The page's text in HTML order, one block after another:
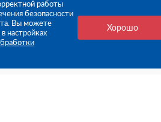
работы
безопасности
Вы можете
настройках
Хорошо